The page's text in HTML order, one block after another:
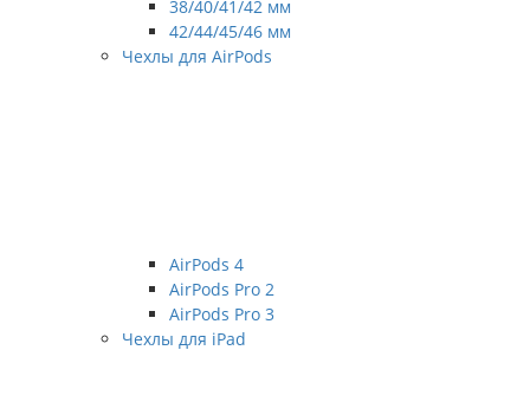
38/40/41/42 мм
42/44/45/46 мм
Чехлы для AirPods
AirPods 4
AirPods Pro 2
AirPods Pro 3
Чехлы для iPad